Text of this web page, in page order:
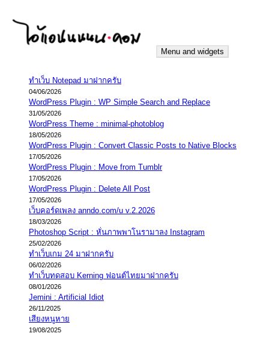
content
iannnnn.com
ความจริงมีสองด้าน คือจริงของมึง กับจริงของกู
Menu and widgets
ทำเว็บ Notepad มาฝากครับ
04/06/2026
WordPress Plugin : WP Simple Search and Replace
31/05/2026
WordPress Theme : minimal-photoblog
18/05/2026
WordPress Plugin : Convert Classic Posts to Native Blocks
17/05/2026
WordPress Plugin : Move from Tumblr
17/05/2026
WordPress Plugin : Delete All Post
17/05/2026
เว็บคอร์ดเพลง anndo.com/u v.2.2026
18/03/2026
Photoshop Script : หั่นภาพพาโนรามาลง Instagram
25/02/2026
ทำเว็บเกม 24 มาฝากครับ
06/02/2026
ทำเว็บทดสอบ Kerning ฟอนต์ไทยมาฝากครับ
08/01/2026
Jemini : Artificial Idiot
26/11/2025
เสียงหนูหาย
19/08/2025